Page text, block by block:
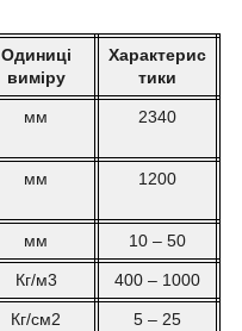
Одиниці
виміру
Характерис
тики
мм 2340
мм 1200
мм 10 – 50
Кг/м3 400 – 1000
Кг/см2 5 – 25